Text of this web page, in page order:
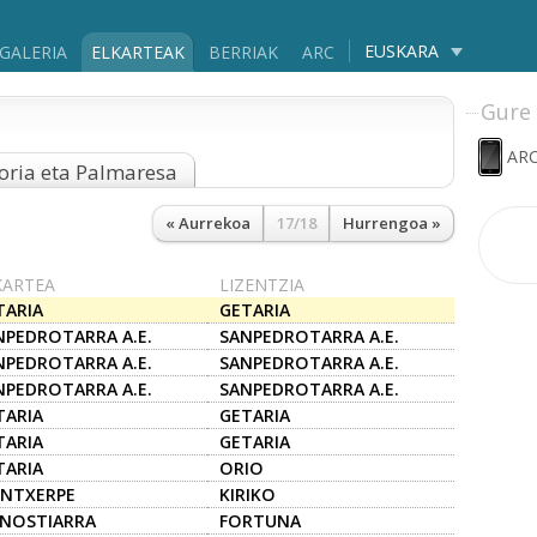
GALERIA ELKARTEAK BERRIAK ARC EUSKARA
eta Palmaresa
« Aurrekoa 17/18 Hurrengoa »
LIZENTZIA
GETARIA
A.E.
SANPEDROTARRA A.E.
A.E.
SANPEDROTARRA A.E.
A.E.
SANPEDROTARRA A.E.
GETARIA
GETARIA
ORIO
KIRIKO
FORTUNA